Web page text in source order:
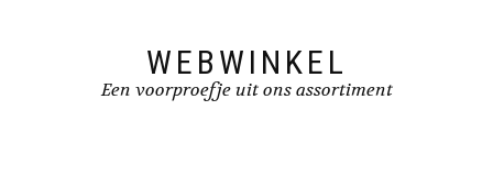
WEBWINKEL
Een voorproefje uit ons assortiment